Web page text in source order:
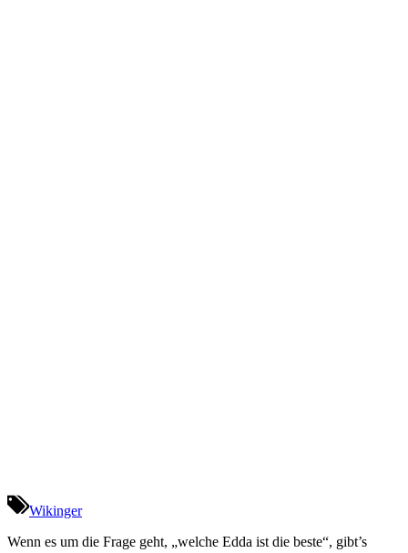
Wikinger
Wenn es um die Frage geht, „welche Edda ist die beste“, gibt’s